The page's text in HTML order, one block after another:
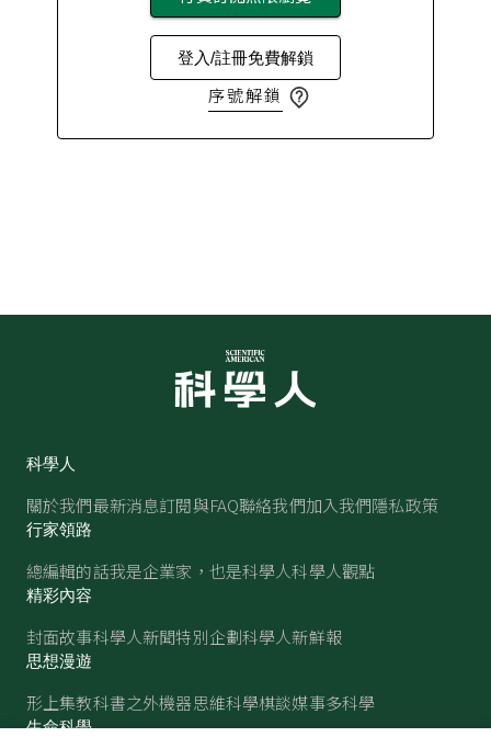
登入/註冊免費解鎖
序號解鎖
科學人
關於我們最新消息訂閱與FAQ聯絡我們加入我們隱私政策
行家領路
總編輯的話我是企業家，也是科學人科學人觀點
精彩內容
封面故事科學人新聞特別企劃科學人新鮮報
思想漫遊
形上集教科書之外機器思維科學棋談媒事多科學
生命科學